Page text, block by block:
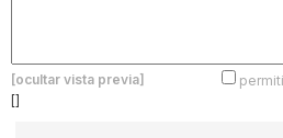
[ocultar vista previa]
[]